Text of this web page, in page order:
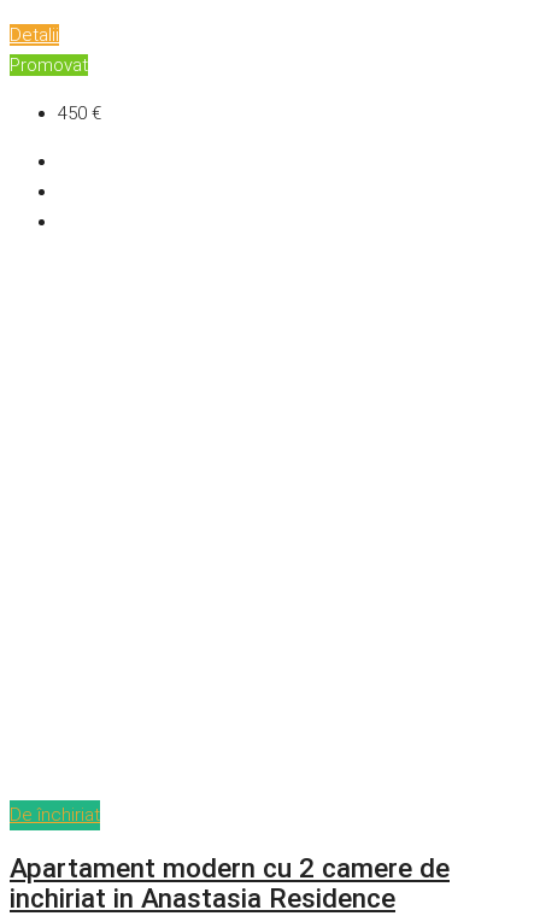
Detalii
Promovat
450 €
De închiriat
Apartament modern cu 2 camere de
inchiriat in Anastasia Residence